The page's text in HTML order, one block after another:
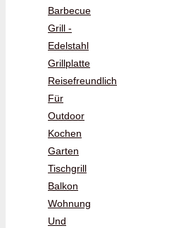
Barbecue
Grill -
Edelstahl
Grillplatte
Reisefreundlich
Für
Outdoor
Kochen
Garten
Tischgrill
Balkon
Wohnung
Und